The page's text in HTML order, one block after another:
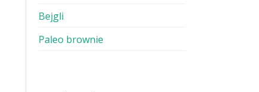
Bejgli
Paleo brownie